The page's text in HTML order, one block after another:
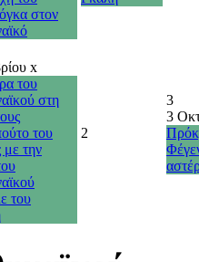
στον
x
του
στη
του
με την
του
2
3
3